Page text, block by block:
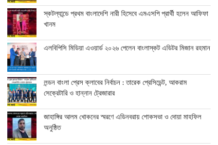
স্কটল্যান্ডে প্রথম বাংলাদেশি নারী হিসেবে এমএসপি প্রার্থী হলেন আফিফা
খানম
এলবিপিসি মিডিয়া এওয়ার্ড ২০২৬ পেলেন বাংলাস্কট এডিটর মিজান রহমান
লন্ডন বাংলা প্রেস ক্লাবের নির্বাচন : তারেক প্রেসিডেন্ট, আকরাম
সেক্রেটারি ও হান্নান ট্রেজারার
জাহাঙ্গির আলম খোকনের স্মরণে এডিনবরায় শোকসভা ও দোয়া মাহফিল
অনুষ্ঠিত